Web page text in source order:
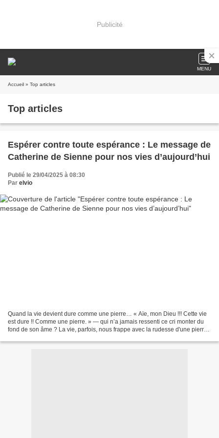
Publicité
MENU
Accueil » Top articles
Top articles
Espérer contre toute espérance : Le message de
Catherine de Sienne pour nos vies d’aujourd’hui
Publié le 29/04/2025 à 08:30
Par elvio
Quand la vie devient dure comme une pierre… « Aïe, mon Dieu !!! Cette vie
est dure !! Comme une pierre. » — qui n’a jamais ressenti ce cri monter du
fond de son âme ? La vie, parfois, nous frappe avec la rudesse d'une pierre